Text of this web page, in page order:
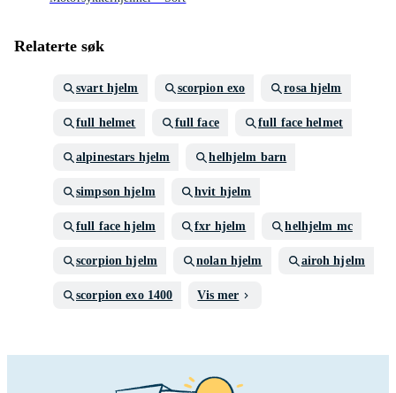
Relaterte søk
svart hjelm scorpion exo rosa hjelm
full helmet full face full face helmet
alpinestars hjelm helhjelm barn
simpson hjelm hvit hjelm
full face hjelm fxr hjelm helhjelm mc
scorpion hjelm nolan hjelm airoh hjelm
scorpion exo 1400 Vis mer